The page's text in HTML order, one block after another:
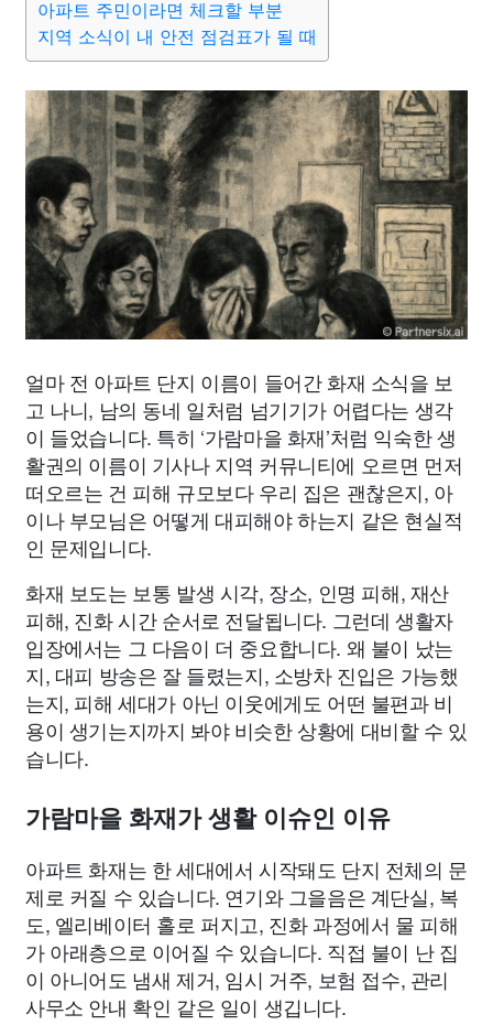
아파트 주민이라면 체크할 부분
지역 소식이 내 안전 점검표가 될 때
얼마 전 아파트 단지 이름이 들어간 화재 소식을 보
고 나니, 남의 동네 일처럼 넘기기가 어렵다는 생각
이 들었습니다. 특히 ‘가람마을 화재’처럼 익숙한 생
활권의 이름이 기사나 지역 커뮤니티에 오르면 먼저
떠오르는 건 피해 규모보다 우리 집은 괜찮은지, 아
이나 부모님은 어떻게 대피해야 하는지 같은 현실적
인 문제입니다.
화재 보도는 보통 발생 시각, 장소, 인명 피해, 재산
피해, 진화 시간 순서로 전달됩니다. 그런데 생활자
입장에서는 그 다음이 더 중요합니다. 왜 불이 났는
지, 대피 방송은 잘 들렸는지, 소방차 진입은 가능했
는지, 피해 세대가 아닌 이웃에게도 어떤 불편과 비
용이 생기는지까지 봐야 비슷한 상황에 대비할 수 있
습니다.
가람마을 화재가 생활 이슈인 이유
아파트 화재는 한 세대에서 시작돼도 단지 전체의 문
제로 커질 수 있습니다. 연기와 그을음은 계단실, 복
도, 엘리베이터 홀로 퍼지고, 진화 과정에서 물 피해
가 아래층으로 이어질 수 있습니다. 직접 불이 난 집
이 아니어도 냄새 제거, 임시 거주, 보험 접수, 관리
사무소 안내 확인 같은 일이 생깁니다.